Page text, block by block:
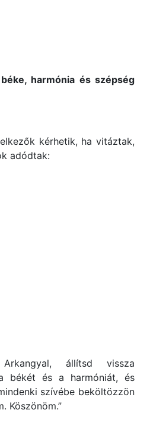
harmónia és szépség
kérhetik, ha vitáztak,
adódtak:
állítsd vissza
békét és a harmóniát, és
szívébe beköltözzön
Köszönöm.”